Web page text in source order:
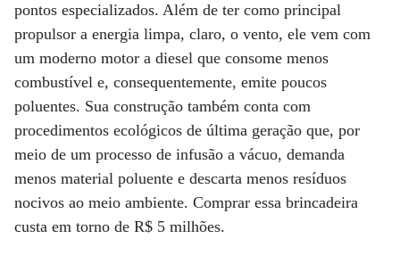
pontos especializados. Além de ter como principal
propulsor a energia limpa, claro, o vento, ele vem com
um moderno motor a diesel que consome menos
combustível e, consequentemente, emite poucos
poluentes. Sua construção também conta com
procedimentos ecológicos de última geração que, por
meio de um processo de infusão a vácuo, demanda
menos material poluente e descarta menos resíduos
nocivos ao meio ambiente. Comprar essa brincadeira
custa em torno de R$ 5 milhões.